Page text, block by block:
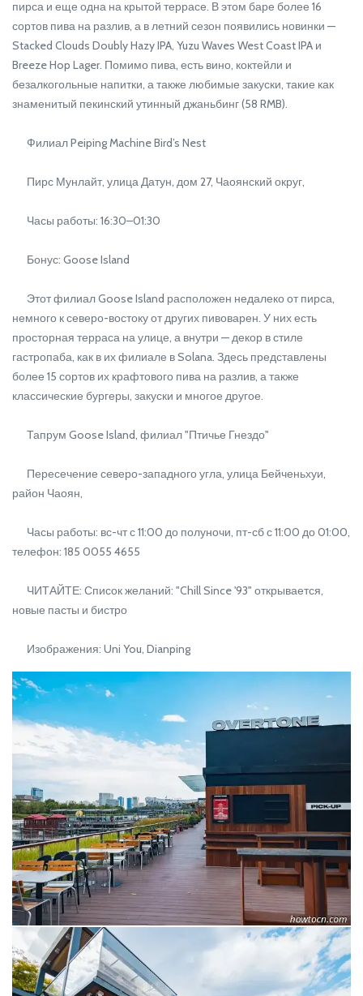
пирса и еще одна на крытой террасе. В этом баре более 16
сортов пива на разлив, а в летний сезон появились новинки —
Stacked Clouds Doubly Hazy IPA, Yuzu Waves West Coast IPA и
Breeze Hop Lager. Помимо пива, есть вино, коктейли и
безалкогольные напитки, а также любимые закуски, такие как
знаменитый пекинский утинный джаньбинг (58 RMB).
Филиал Peiping Machine Bird’s Nest
Пирс Мунлайт, улица Датун, дом 27, Чаоянский округ,
Часы работы: 16:30–01:30
Бонус: Goose Island
Этот филиал Goose Island расположен недалеко от пирса,
немного к северо-востоку от других пивоварен. У них есть
просторная терраса на улице, а внутри — декор в стиле
гастропаба, как в их филиале в Solana. Здесь представлены
более 15 сортов их крафтового пива на разлив, а также
классические бургеры, закуски и многое другое.
Тапрум Goose Island, филиал "Птичье Гнездо"
Пересечение северо-западного угла, улица Бейченьхуи,
район Чаоян,
Часы работы: вс-чт с 11:00 до полуночи, пт-сб с 11:00 до 01:00,
телефон: 185 0055 4655
ЧИТАЙТЕ: Список желаний: "Chill Since '93" открывается,
новые пасты и бистро
Изображения: Uni You, Dianping